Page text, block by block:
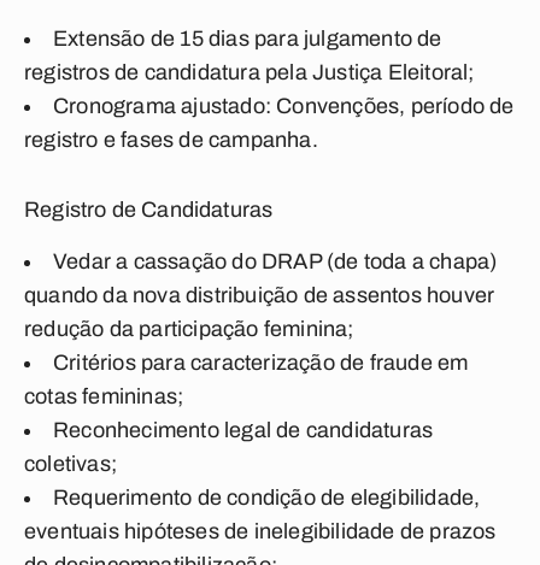
Extensão de 15 dias para julgamento de
registros de candidatura pela Justiça Eleitoral;
Cronograma ajustado: Convenções, período de
registro e fases de campanha.
Registro de Candidaturas
Vedar a cassação do DRAP (de toda a chapa)
quando da nova distribuição de assentos houver
redução da participação feminina;
Critérios para caracterização de fraude em
cotas femininas;
Reconhecimento legal de candidaturas
coletivas;
Requerimento de condição de elegibilidade,
eventuais hipóteses de inelegibilidade de prazos